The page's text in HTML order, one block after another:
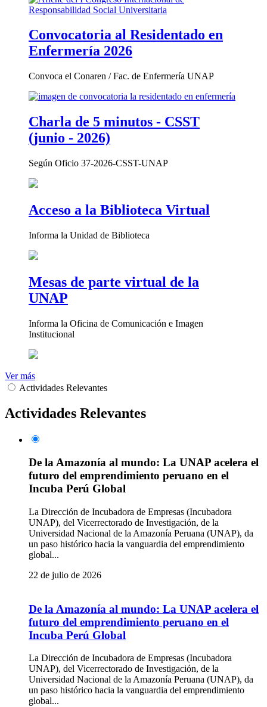
Convocatoria al Residentado en
Enfermería 2026
Convoca el Conaren / Fac. de Enfermería UNAP
Charla de 5 minutos - CSST
(junio - 2026)
Según Oficio 37-2026-CSST-UNAP
Acceso a la Biblioteca Virtual
Informa la Unidad de Biblioteca
Mesas de parte virtual de la
UNAP
Informa la Oficina de Comunicación e Imagen
Institucional
Ver más
Actividades Relevantes
Actividades Relevantes
De la Amazonía al mundo: La UNAP acelera el
futuro del emprendimiento peruano en el
Incuba Perú Global
La Dirección de Incubadora de Empresas (Incubadora
UNAP), del Vicerrectorado de Investigación, de la
Universidad Nacional de la Amazonía Peruana (UNAP), da
un paso histórico hacia la vanguardia del emprendimiento
global...
22 de julio de 2026
De la Amazonía al mundo: La UNAP acelera el
futuro del emprendimiento peruano en el
Incuba Perú Global
La Dirección de Incubadora de Empresas (Incubadora
UNAP), del Vicerrectorado de Investigación, de la
Universidad Nacional de la Amazonía Peruana (UNAP), da
un paso histórico hacia la vanguardia del emprendimiento
global...